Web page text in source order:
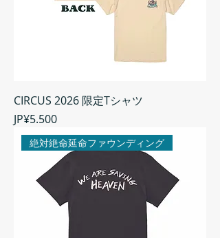
CIRCUS 2026 限定Tシャツ
Harga
JP¥5.500
絶対絶命延命ファウンディング